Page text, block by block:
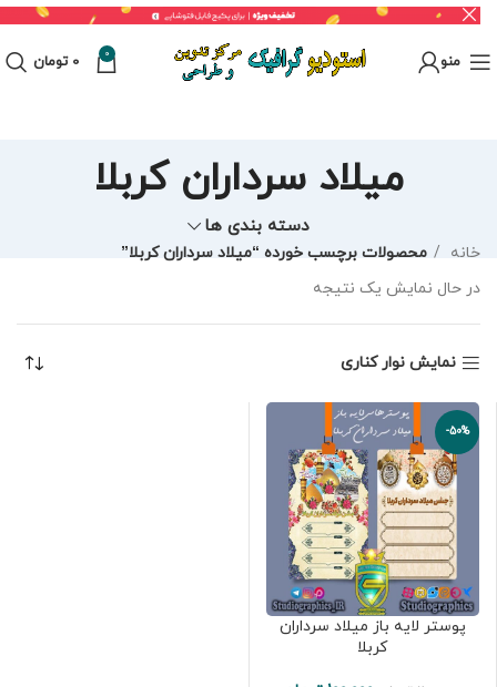
منو 0
0 تومان
میلاد سرداران کربلا
دسته بندی ها
خانه
محصولات برچسب خورده “میلاد سرداران کربلا”
در حال نمایش یک نتیجه
نمایش نوار کناری
-50%
پوستر لایه باز میلاد سرداران
کربلا